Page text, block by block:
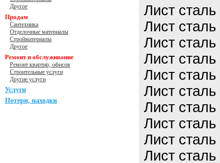
Другое
Продам
Сантехника
Отделочные материалы
Стройматериалы
Другое
Ремонт и обслуживание
Ремонт квартир, офисов
Строительные услуги
Другие услуги
Услуги
Потери, находки
Лист
Лист
Лист
Лист
Лист
Лист
Лист
Лист
Лист
Лист